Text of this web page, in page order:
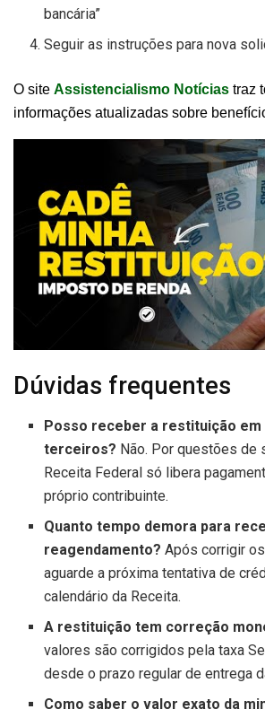
bancária”
Seguir as instruções para nova
O site Assistencialismo Notícias traz
informações atualizadas sobre
Dúvidas frequentes
Posso receber a restituição em
terceiros? Não. Por questões de
Receita Federal só libera
próprio contribuinte.
Quanto tempo demora para
reagendamento? Após corrigir
aguarde a próxima tentativa de
calendário da Receita.
A restituição tem correção
valores são corrigidos pela taxa
desde o prazo regular de entrega
Como saber o valor exato da